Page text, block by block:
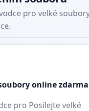
pro velké
online zdarma
pro Posílejte velké